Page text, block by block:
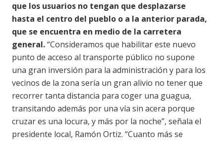
que los usuarios no tengan que desplazarse
hasta el centro del pueblo o a la anterior parada,
que se encuentra en medio de la carretera
general.“Consideramos que habilitar este nuevo
punto de acceso al transporte público no supone
una gran inversión para la administración y para los
vecinos de la zona sería un gran alivio no tener que
recorrer tanta distancia para coger una guagua,
transitando además por una vía sin acera porque
cruzar es una locura, y más por la noche”, señala el
presidente local, Ramón Ortiz. “Cuanto más se